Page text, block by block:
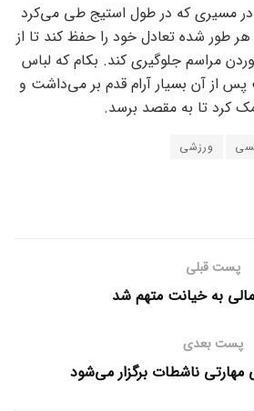
در مسیری که در طول استیج طی می‌کرد
هر طور شده تعادل خود را حفظ کند تا از
مراسم جلوگیری کند. بکام که لباس
از آن بسیار آرام قدم بر می‌داشت و
کرد تا به مقصد برسد.
ورزشی
پست قبلی
به خیانت متهم شد
پست بعدی
مهارتی ناشطات برگزار می‌شود